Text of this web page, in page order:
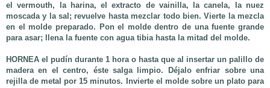
el vermouth, la harina, el extracto de vainilla, la canela, la nuez
moscada y la sal; revuelve hasta mezclar todo bien. Vierte la mezcla
en el molde preparado. Pon el molde dentro de una fuente grande
para asar; llena la fuente con agua tibia hasta la mitad del molde.
HORNEA el pudín durante 1 hora o hasta que al insertar un palillo de
madera en el centro, éste salga limpio. Déjalo enfriar sobre una
rejilla de metal por 15 minutos. Invierte el molde sobre un plato para